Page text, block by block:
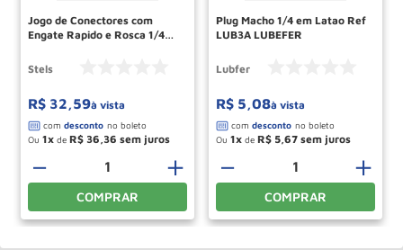
Jogo de Conectores com
Engate Rapido e Rosca 1/4
Stels
R$ 32,59à vista
Ou 1 de R$ 36,36
＋
－
COMPRAR
Plug Macho 1/4 em Latao Ref
LUB3A LUBEFER
Lubfer
R$ 5,08à vista
Ou 1 de R$ 5,67
＋
－
COMPRAR